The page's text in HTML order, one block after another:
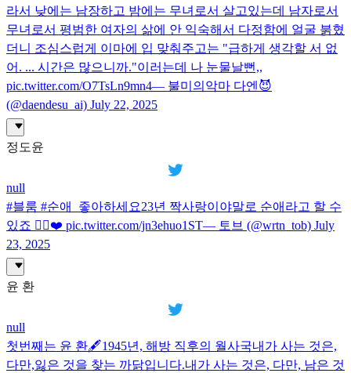
라서 낮에는 남장하고 밤에는 무녀로서 살고있는데 남자로서
무녀로서 평범한 여자의 삶에 안 익숙해서 다정함에 얼굴 붉혔
더니 조심스럽게 이마에 입 맞춰주고는 "급하게 생각할 서 없
어. ... 시간은 많으니까."이러는데 나 눈물날뻔,,
pic.twitter.com/O7TsLn9mn4— 불미의악마 다엔😈
(@daendesu_ai) July 22, 2025
정도윤
null
#블룸 #순애_좋아하세요23년 짝사랑이야말로 순애라고 할 수
있죠 🙂‍↕️❤️ pic.twitter.com/jn3ehuo1ST— 토브 (@wrtn_tob) July
23, 2025
윤 환
null
첫번째는 윤 환🖋️1945년, 해방 직후의 월사국내가 사는 것은,
다만,잃은 것을 찾는 까닭입니다.내가 사는 것은, 다만, 남은 것